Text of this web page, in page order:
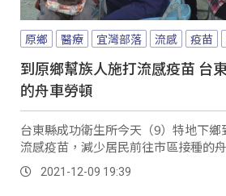
原鄉 醫療 宜灣部落 流感 疫苗
到原鄉幫族人施打流感疫苗 台
的舟車勞頓
台東縣成功衛生所今天（9）特地下
流感疫苗，減少居民前往市區接種的
2021-12-09 19:39